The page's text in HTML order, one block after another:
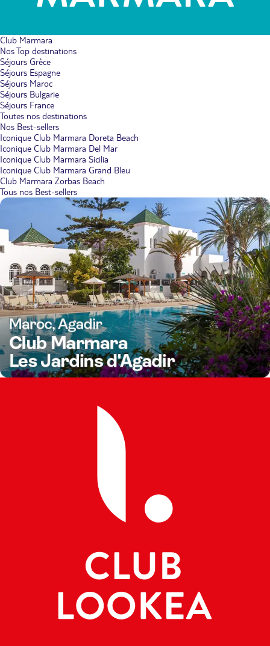
Club Marmara
Nos Top destinations
Séjours Grèce
Séjours Espagne
Séjours Maroc
Séjours Bulgarie
Séjours France
Toutes nos destinations
Nos Best-sellers
Iconique Club Marmara Doreta Beach
Iconique Club Marmara Del Mar
Iconique Club Marmara Sicilia
Iconique Club Marmara Grand Bleu
Club Marmara Zorbas Beach
Tous nos Best-sellers